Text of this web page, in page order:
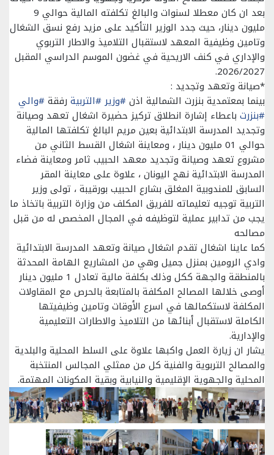
بعد ان كان معطلا لسنوات والبالغ تكلفته المالية حوالي 9
مليون دينار، حيث جدد الوزير التأكيد على مزيد رفع نسق الشغال
وتامين وظيفية المعهد لاستقبال التلاميذ والاطار التربوي
والإداري في كنف الاريحية في غضون الموسم الدراسي المقبل
2026/2027.
*صيانة وتعهد وتجديد :
بينما بمعتمدية بنزرت الشمالية اذن#وزير#التربية رفقة#والي
#بنزرت باعطاء إشارة انطلاق تركيز حضيرة اشغال تعهد وصيانة
وتجديد المدرسة الابتدائية بعين مريم البالغ تكلفتها المالية
حوالي 01 مليون دينار ، ومعاينة اشغال القسط الثاني من
مشروع تعهد وصيانة وتجديد معهد الحبيب ثامر ومعاينة فضاء
المدرسة الابتدائية نهج اليونان ، علاوة على معاينة المقر
السابق للمندوبية المغلق بشارع الحبيب بورقيبة ، تولى وزير
التربية توجيه تعليماته للفريق المكلف من وزارة التربية باتخاذ ما
يجب من تدابير عملية لتوظيفه في المجال المخصص له من قبل
مصالحه
كما عاينا اشغال تقدم اشغال صيانة وتعهد المدرسة الابتدائية
وادي الرومين بمنزل جميل وهي من المشاريع الهامة المحدثة
بالمنطقة والجهة ككل وذلك بكلفة مالية تعادل 1 مليون دينار
أوصى خلالها المصالح المكلفة بالمتابعة بالحرص مع المقاولات
المكلفة لاستكمالها في اسرع الأوقات وتامين وظيفيتها
الكاملة لاستقبال أبنائها من التلاميذ والاطارات التعليمية
والإدارية.
يشار ان زيارة العمل واكبها علاوة على السلط المحلية والبلدية
والمصالح التربوية والفنية كل من ممثلي المجالس المنتخبة
المحلية والجهوية الإقليمية والنيابية وبقية المكونات المهتمة.